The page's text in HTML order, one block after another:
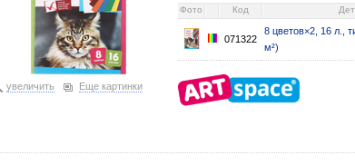
увеличить Еще картинки
Фото Код
071322
8 цветов×2, 16 л.,
м²)